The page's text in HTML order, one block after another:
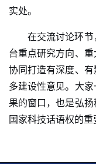
实处。
在交流讨论环
台重点研究方向、重
协同打造有深度、
多建设性意见。大
果的窗口，也是弘
国家科技话语权的重